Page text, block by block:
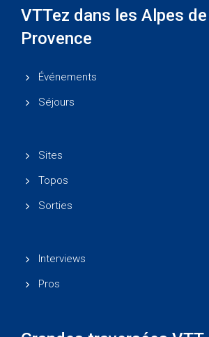
VTTez dans les Alpes
Provence
Événements
Séjours
Sites
Topos
Sorties
Interviews
Pros